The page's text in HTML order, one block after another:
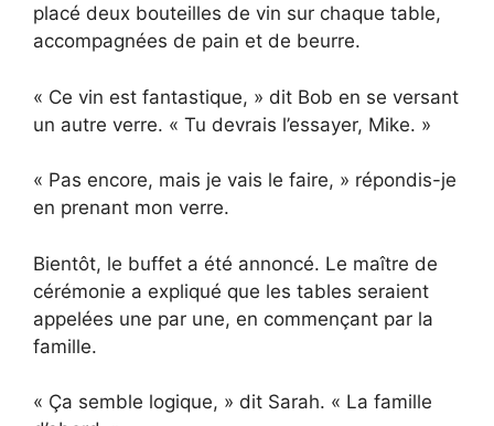
placé deux bouteilles de vin sur chaque table,
accompagnées de pain et de beurre.
« Ce vin est fantastique, » dit Bob en se versant
un autre verre. « Tu devrais l’essayer, Mike. »
« Pas encore, mais je vais le faire, » répondis-je
en prenant mon verre.
Bientôt, le buffet a été annoncé. Le maître de
cérémonie a expliqué que les tables seraient
appelées une par une, en commençant par la
famille.
« Ça semble logique, » dit Sarah. « La famille